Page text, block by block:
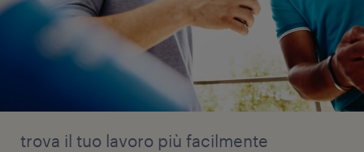
trova il tuo lavoro più facilmente